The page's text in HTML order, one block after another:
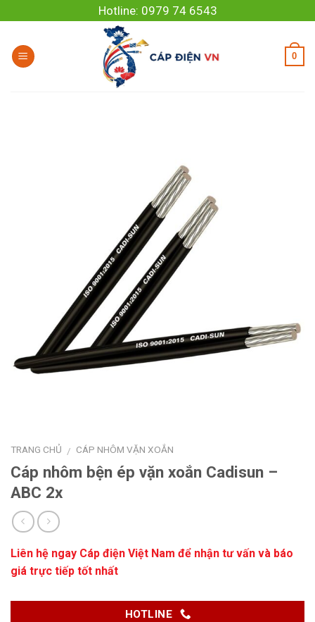
to
content
Hotline: 0979 74 6543
0
TRANG CHỦ / CÁP NHÔM VẶN XOẮN
Cáp nhôm bện ép vặn xoắn Cadisun –
ABC 2x
Liên hệ ngay Cáp điện Việt Nam để nhận tư vấn và báo
giá trực tiếp tốt nhất
HOTLINE